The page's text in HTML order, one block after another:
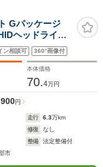
Gパッケージ
ヘッドライ
ルミホイー
ーズ バックカ
ン相談可 360°画像付
本体価格
70.4万円
円
走行 6.3万km
修復
なし
整備
法定整備付
市